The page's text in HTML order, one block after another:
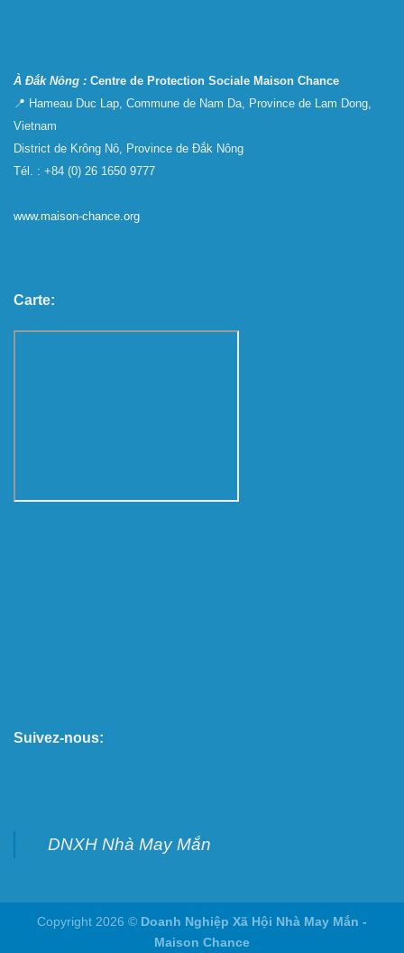
À Đắk Nông : Centre de Protection Sociale Maison Chance
📍 Hameau Duc Lap, Commune de Nam Da, Province de Lam Dong,
Vietnam
District de Krông Nô, Province de Đắk Nông
Tél. : +84 (0) 26 1650 9777
www.maison-chance.org
Carte:
Suivez-nous:
DNXH Nhà May Mắn
Copyright 2026 © Doanh Nghiệp Xã Hội Nhà May Mắn -
Maison Chance